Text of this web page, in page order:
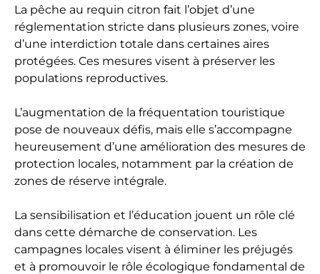
La pêche au requin citron fait l’objet d’une
réglementation stricte dans plusieurs zones, voire
d’une interdiction totale dans certaines aires
protégées. Ces mesures visent à préserver les
populations reproductives.
L’augmentation de la fréquentation touristique
pose de nouveaux défis, mais elle s’accompagne
heureusement d’une amélioration des mesures de
protection locales, notamment par la création de
zones de réserve intégrale.
La sensibilisation et l’éducation jouent un rôle clé
dans cette démarche de conservation. Les
campagnes locales visent à éliminer les préjugés
et à promouvoir le rôle écologique fondamental de